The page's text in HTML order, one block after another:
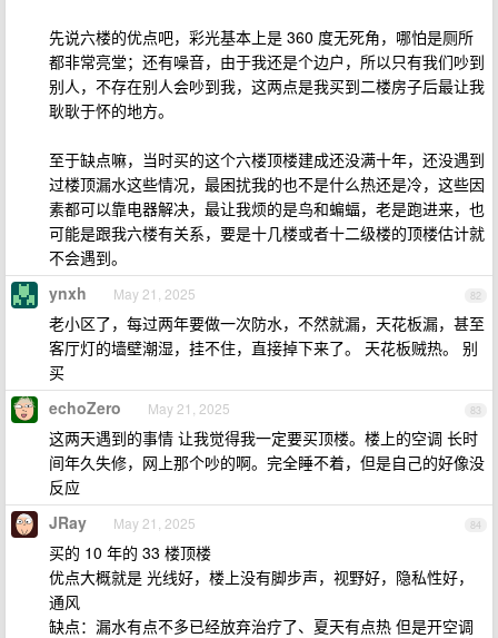
先说六楼的优点吧，彩光基本上是 360 度无死角，哪怕是厕所
都非常亮堂；还有噪音，由于我还是个边户，所以只有我们吵到
别人，不存在别人会吵到我，这两点是我买到二楼房子后最让我
耿耿于怀的地方。
至于缺点嘛，当时买的这个六楼顶楼建成还没满十年，还没遇到
过楼顶漏水这些情况，最困扰我的也不是什么热还是冷，这些因
素都可以靠电器解决，最让我烦的是鸟和蝙蝠，老是跑进来，也
可能是跟我六楼有关系，要是十几楼或者十二级楼的顶楼估计就
不会遇到。
82
ynxh May 21, 2025
老小区了，每过两年要做一次防水，不然就漏，天花板漏，甚至
客厅灯的墙壁潮湿，挂不住，直接掉下来了。 天花板贼热。 别
买
83
echoZero May 21, 2025
这两天遇到的事情 让我觉得我一定要买顶楼。楼上的空调 长时
间年久失修，网上那个吵的啊。完全睡不着，但是自己的好像没
反应
84
JRay May 21, 2025
买的 10 年的 33 楼顶楼
优点大概就是 光线好，楼上没有脚步声，视野好，隐私性好，
通风
缺点：漏水有点不多已经放弃治疗了、夏天有点热 但是开空调